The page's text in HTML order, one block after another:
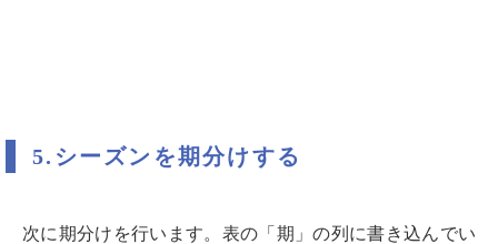
5.シーズンを期分けする
次に期分けを行います。表の「期」の列に書き込んでい